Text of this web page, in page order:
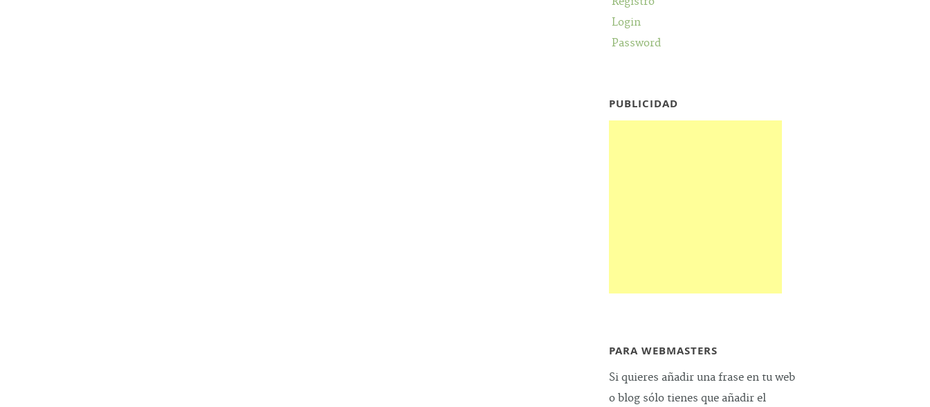
Login
Password
PUBLICIDAD
PARA WEBMASTERS
Si quieres añadir una frase en tu web
o blog sólo tienes que añadir el